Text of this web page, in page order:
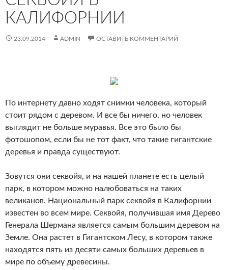
КАЛИФОРНИИ
23.09.2014 ADMIN ОСТАВИТЬ КОММЕНТАРИЙ
По интернету давно ходят снимки человека, который
стоит рядом с деревом. И все бы ничего, но человек
выглядит не больше муравья. Все это было бы
фотошопом, если бы не тот факт, что такие гигантские
деревья и правда существуют.
Зовутся они секвойя, и на нашей планете есть целый
парк, в котором можно налюбоваться на таких
великанов. Национальный парк секвойя в Калифорнии
известен во всем мире. Секвойя, получившая имя Дерево
Генерала Шермана является самым большим деревом на
Земле. Она растет в Гигантском Лесу, в котором также
находятся пять из десяти самых больших деревьев в
мире по объему древесины.